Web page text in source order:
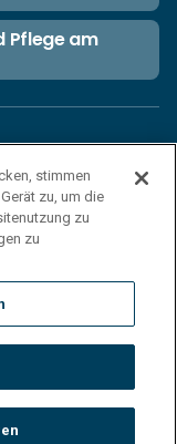
Pflege am
stimmen
zu, um die
zu
zu